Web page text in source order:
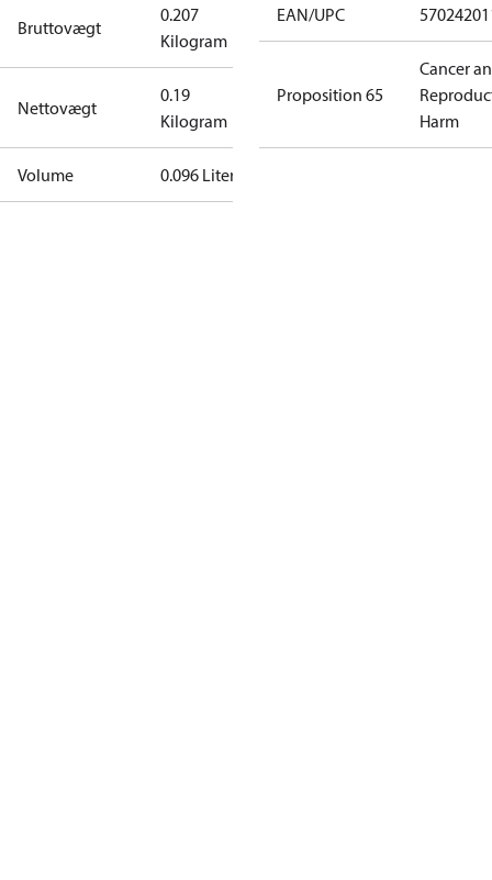
Bruttovægt
0.207
Kilogram
Nettovægt
0.19
Kilogram
Volume 0.096 Liter
EAN/UPC
Proposition 65
Cancer
Harm